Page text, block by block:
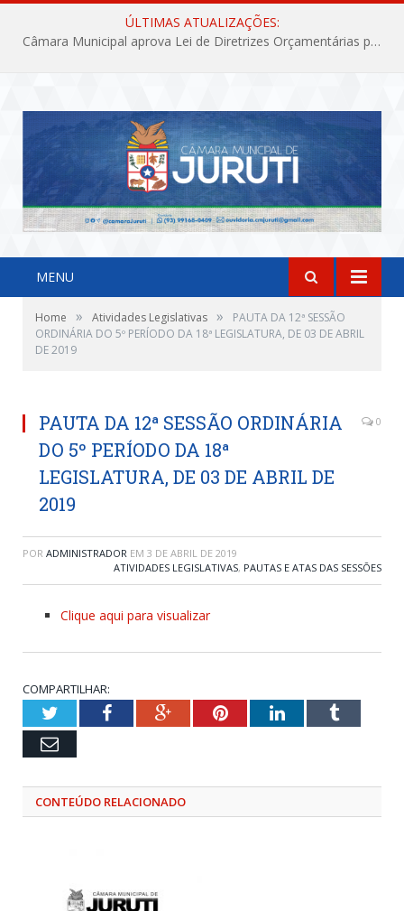
ÚLTIMAS ATUALIZAÇÕES:
Câmara Municipal aprova Lei de Diretrizes Orçamentárias para o exercício financeiro de 2027
MENU
Home » Atividades Legislativas »
PAUTA DA 12ª SESSÃO
ORDINÁRIA DO 5º PERÍODO DA 18ª LEGISLATURA, DE 03 DE ABRIL
DE 2019
PAUTA DA 12ª SESSÃO ORDINÁRIA
DO 5º PERÍODO DA 18ª
LEGISLATURA, DE 03 DE ABRIL DE
2019
0
POR ADMINISTRADOR EM 3 DE ABRIL DE 2019
ATIVIDADES LEGISLATIVAS, PAUTAS E ATAS DAS SESSÕES
Clique aqui para visualizar
COMPARTILHAR:
TwitterFacebookGoogle+PinterestLinkedInTumblr
Email
CONTEÚDO RELACIONADO